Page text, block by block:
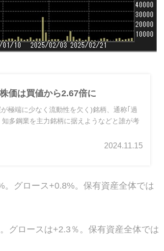
価は買値から2.67倍に
極端に少なく流動性を欠く)銘柄、通称｢過
多鋼業を主力銘柄に据えようなどと誰が考
2024.11.15
グロース+0.8%。保有資産全体では
グロースは+2.3％。保有資産全体では